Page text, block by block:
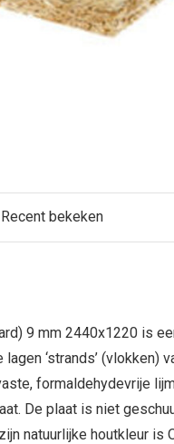
Recent bekeken
9 mm 2440x1220 is
‘strands’ (vlokken)
formaldehydevrije
De plaat is niet
natuurlijke houtkleur is